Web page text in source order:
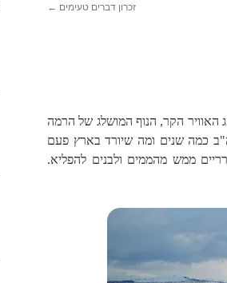
זכרון דברים טעימים ←
האוויר הקר, הנוף המושלג של הרמה
כמה שנים ומה שיורד בארץ פעם
ממש מהממים ולבנים להפליא.